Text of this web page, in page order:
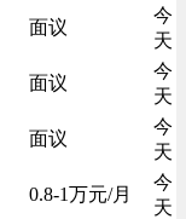
面议
今
天
面议
今
天
面议
今
天
0.8-1万元/月
今
天